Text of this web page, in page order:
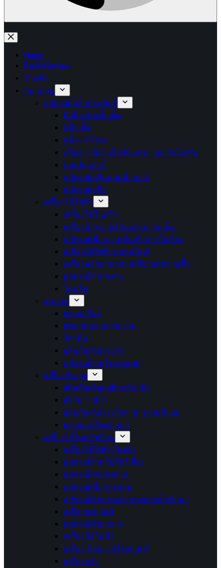
No
results
Home
สินค้าทั้งหมด
ร้านค้า
หมวดหมู่
อุปกรณ์อิเล็กทรอนิกส์
มือถือ & แท็บเล็ต
แท็บเล็ต
หูฟัง / ลำโพง
กล้อง / กล้องแอ็คชั่นแคม / อุปกรณ์เสริม
คอมพิวเตอร์
อุปกรณ์เสริมคอมพิวเตอร์
อุปกรณ์เสริม
เครื่องใช้ไฟฟ้า
เครื่องใช้ในครัว
เครื่องทำความร้อนและความเย็น
อุปกรณ์เพื่อความบันเทิงภายในบ้าน
เครื่องใช้ไฟฟ้าขนาดใหญ่
เครื่องฟอกอากาศ / เครื่องลดความชื้น
อุปกรณ์สำนักงาน
โคมไฟ
สุขภาพ
ยาและอื่นๆ
สุขภาพและความงาม
วิตามิน
ผลิตภัณฑ์บำรุงผิว
อุปกรณ์สำหรับทางเพศ
เครื่องสำอาง
ผลิตภัณฑ์ดูแลผิวหน้า / ผิว
อโรม่า / สปา
ผลิตภัณฑ์บำรุงผิวกาย / ดูแลเส้นผม
ยาและเครื่องสำอาง
เครื่องใช้ในครัวเรือน
เครื่องใช้ไฟฟ้าในครัว
อุปกรณ์สำหรับสัตว์เลี้ยง
อุปกรณ์ตกแต่งสวน
อุปกรณ์เพื่อการซ่อม
อุปกรณ์ทำความสะอาดและเก็บรักษา
เครื่องชงกาแฟ
อุปกรณ์ทำอาหาร
เครื่องมือไฟฟ้า
เครื่องเขียน / เครื่องดนตรี
เครื่องครัว